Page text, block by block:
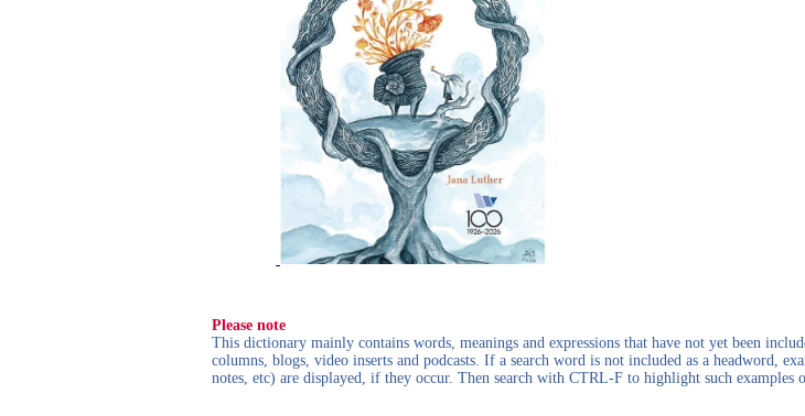
Please note
This dictionary mainly contains words, meanings and expressions that have not yet been
columns, blogs, video inserts and podcasts. If a search word is not included as a headword,
notes, etc) are displayed, if they occur. Then search with CTRL-F to highlight such examples